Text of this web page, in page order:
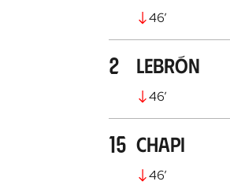
46’
2 Lebrón
46’
15 Chapi
46’